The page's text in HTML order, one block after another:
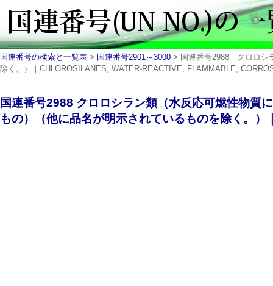
国連番号の検索と一覧表 > 国連番号2901～3000 > 国連番号2988｜クロロシ
除く。）｜CHLOROSILANES, WATER-REACTIVE, FLAMMABLE,
国連番号2988 クロロシラン類（水反応可燃性物質
もの）（他に品名が明示されているものを除く。）